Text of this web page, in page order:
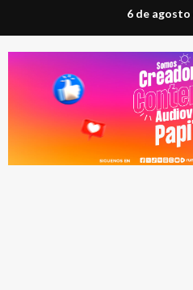
al
contenido
6 de agosto